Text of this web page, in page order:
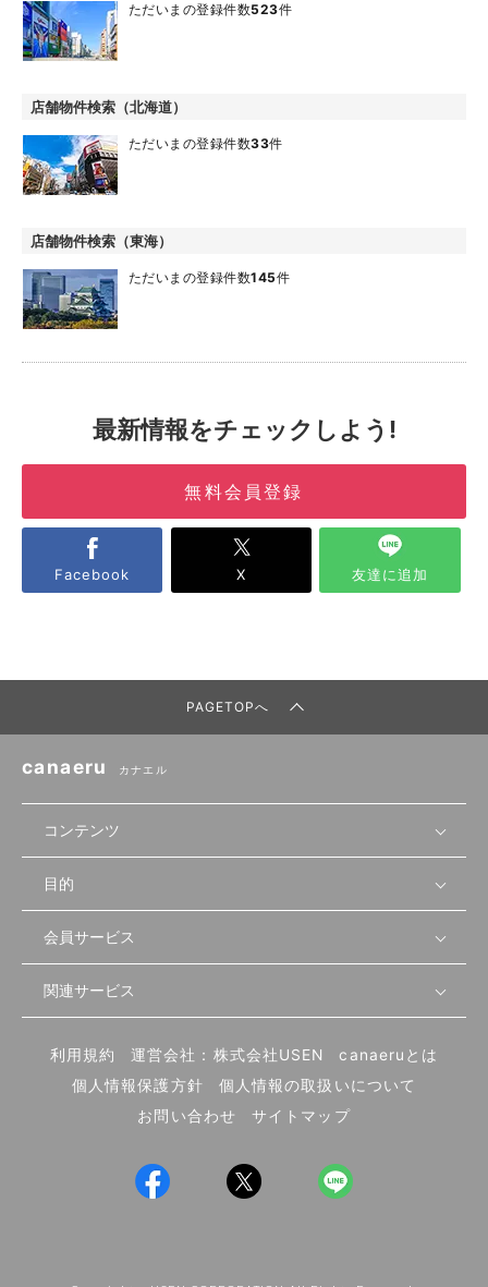
ただいまの登録件数523件
店舗物件検索（北海道）
ただいまの登録件数33件
店舗物件検索（東海）
ただいまの登録件数145件
最新情報をチェックしよう!
無料会員登録
Facebook X 友達に追加
PAGETOPへ
canaeru カナエル
コンテンツ
無料開業相談
セミナー情報
セミナー動画
物件を探す
首都圏
北海道
先輩開業者の声
開業・経営に関する記事
編集ポリシー
業態別の開業方法
UIターン開業特集
目的
店舗運営
物件
内装・設備
食材・仕入れ
会員サービス
会員登録
ログイン
関連サービス
飲食店サクセスガイド（外部サイト）
利用規約 運営会社：株式会社USEN
canaeruとは
個人情報保護方針
個人情報の取扱いについて
お問い合わせ
サイトマップ